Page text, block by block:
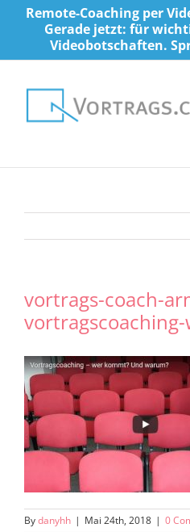
Remote-Coaching per
Gerade jetzt: für
Videobotschaften.
vortrags-coach-
Bydanyhh | Mai 24th, 2018 | 0